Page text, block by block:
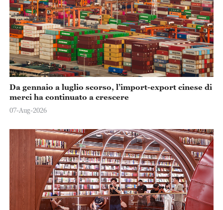
Da gennaio a luglio scorso, l’import-export cinese di
merci ha continuato a crescere
07-Aug-2026